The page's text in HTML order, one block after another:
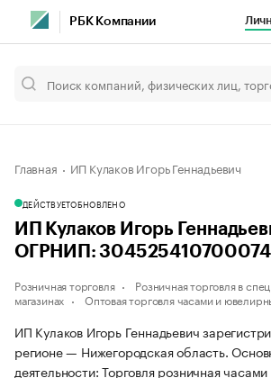
РБК Компании
Главная ИП Кулаков Игорь Геннадьевич
ДЕЙСТВУЕТОБНОВЛЕНО
ИП Кулаков Игорь
ОГРНИП: 304525410700074
Розничная торговля
Розничная торговля в
магазинах
Оптовая торговля часами и
ИП Кулаков Игорь Геннадьевич
регионе — Нижегородская область.
деятельности: Торговля розничная часами